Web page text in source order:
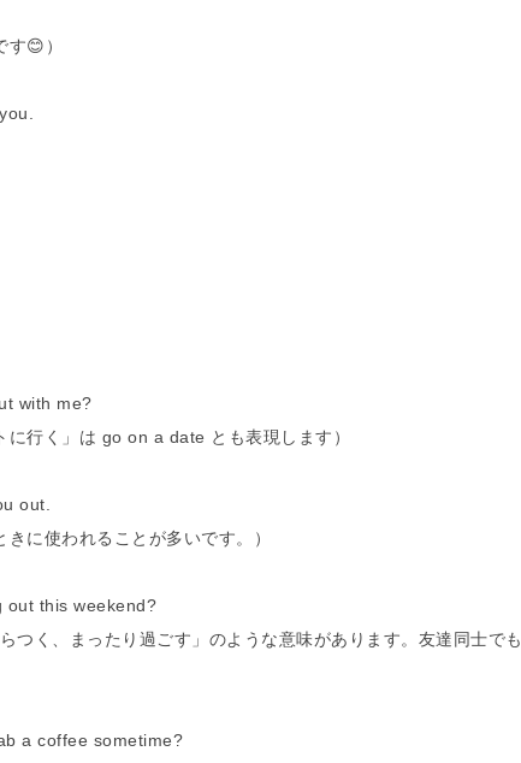
😊）
with me?
に行く」は go on a date とも表現します）
out.
に使われることが多いです。）
out this weekend?
つく、まったり過ごす」のような意味があります。友達同士でも
a coffee sometime?